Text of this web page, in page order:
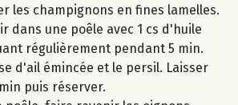
les champignons en fines lamelles.
dans une poêle avec 1 cs d'huile
régulièrement pendant 5 min.
d'ail émincée et le persil. Laisser
puis réserver.